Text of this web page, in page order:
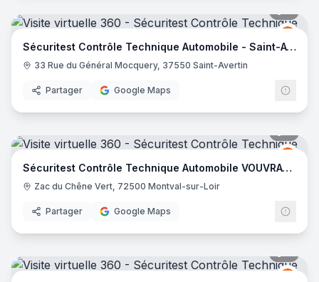
Sécuritest Contrôle Technique Automobile - Saint-Avertin
33 Rue du Général Mocquery, 37550 Saint-Avertin
Partager Google Maps
Sécuritest Contrôle Technique Automobile VOUVRAY SUR LOIR
Zac du Chêne Vert, 72500 Montval-sur-Loir
Partager Google Maps